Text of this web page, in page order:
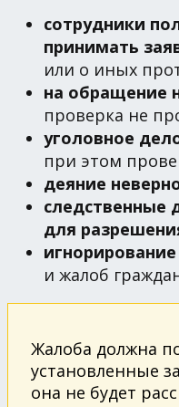
сотрудники
принимать
или о иных
на обращение
проверка не
уголовное
при этом
деяние
следственные
для
и жалоб
Жалоба должна
установленные
она не будет